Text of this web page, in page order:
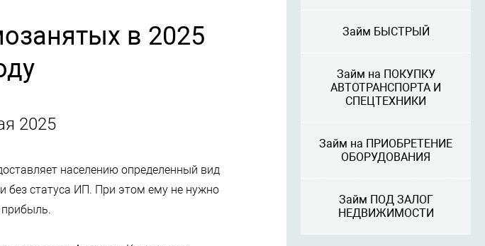
Займ БЫСТРЫЙ
Займ на ПОКУПКУ
АВТОТРАНСПОРТА И
СПЕЦТЕХНИКИ
Займ на ПРИОБРЕТЕНИЕ
ОБОРУДОВАНИЯ
Займ ПОД ЗАЛОГ
НЕДВИЖИМОСТИ
в 2025
2025
населению определенный вид
без статуса ИП. При этом ему не нужно